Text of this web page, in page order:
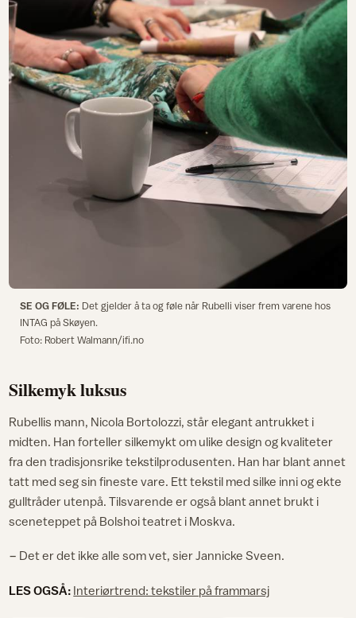
SE OG FØLE: Det gjelder å ta og føle når Rubelli viser frem varene hos
INTAG på Skøyen.
Foto: Robert Walmann/ifi.no
Silkemyk luksus
Rubellis mann, Nicola Bortolozzi, står elegant antrukket i
midten. Han forteller silkemykt om ulike design og kvaliteter
fra den tradisjonsrike tekstilprodusenten. Han har blant annet
tatt med seg sin fineste vare. Ett tekstil med silke inni og ekte
gulltråder utenpå. Tilsvarende er også blant annet brukt i
sceneteppet på Bolshoi teatret i Moskva.
− Det er det ikke alle som vet, sier Jannicke Sveen.
LES OGSÅ: Interiørtrend: tekstiler på frammarsj